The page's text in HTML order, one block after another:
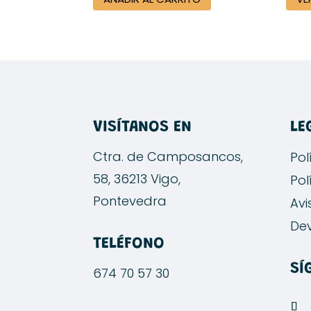
VISÍTANOS EN
Ctra. de Camposancos,
58, 36213 Vigo,
Pontevedra
TELÉFONO
674 70 57 30